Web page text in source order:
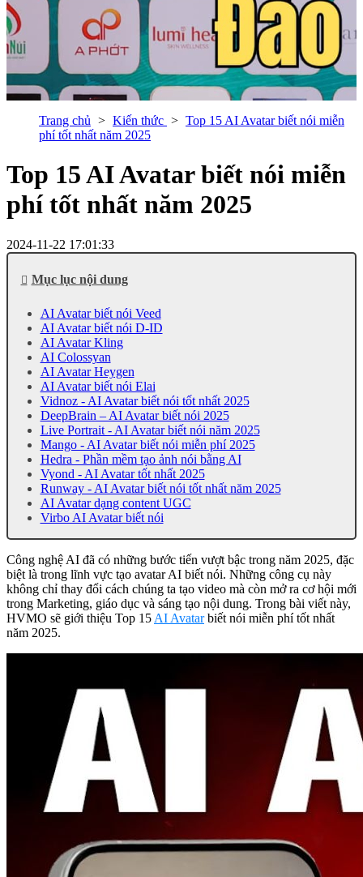
Trang chủ Kiến thức
Top 15 AI Avatar biết nói miễn
phí tốt nhất năm 2025
Top 15 AI Avatar biết nói miễn
phí tốt nhất năm 2025
2024-11-22 17:01:33
Mục lục nội dung
AI Avatar biết nói Veed
AI Avatar biết nói D-ID
AI Avatar Kling
AI Colossyan
AI Avatar Heygen
AI Avatar biết nói Elai
Vidnoz - AI Avatar biết nói tốt nhất 2025
DeepBrain – AI Avatar biết nói 2025
Live Portrait - AI Avatar biết nói năm 2025
Mango - AI Avatar biết nói miễn phí 2025
Hedra - Phần mềm tạo ảnh nói bằng AI
Vyond - AI Avatar tốt nhất 2025
Runway - AI Avatar biết nói tốt nhất năm 2025
AI Avatar dạng content UGC
Virbo AI Avatar biết nói
Công nghệ AI đã có những bước tiến vượt bậc trong năm 2025, đặc
biệt là trong lĩnh vực tạo avatar AI biết nói. Những công cụ này
không chỉ thay đổi cách chúng ta tạo video mà còn mở ra cơ hội mới
trong Marketing, giáo dục và sáng tạo nội dung. Trong bài viết này,
HVMO sẽ giới thiệu Top 15 AI Avatarbiết nói miễn phí tốt nhất
năm 2025.